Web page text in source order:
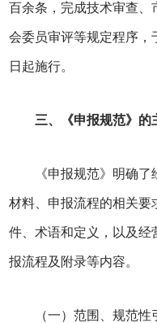
百余条，完成技术审查、
会委员审评等规定程序，
日起施行。
三、《申报规范》的
《申报规范》明确
材料、申报流程的相关要
件、术语和定义，以及经
报流程及附录等内容。
（一）范围、规范